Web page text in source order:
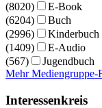
(8020)
E-Book
(6204)
Buch
(2996)
Kinderbuch
(1409)
E-Audio
(567)
Jugendbuch
Mehr Mediengruppe-
Interessenkreis